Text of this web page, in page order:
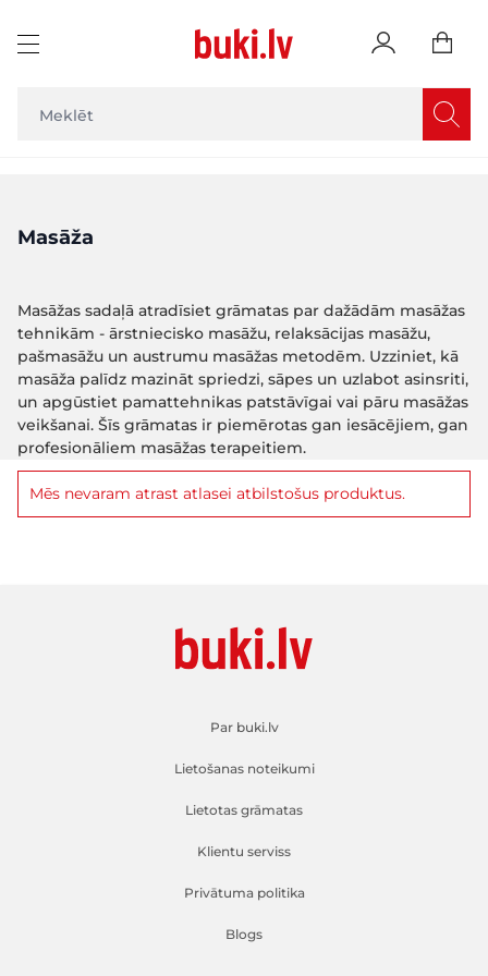
Masāža
Masāžas sadaļā atradīsiet grāmatas par dažādām masāžas
tehnikām - ārstniecisko masāžu, relaksācijas masāžu,
pašmasāžu un austrumu masāžas metodēm. Uzziniet, kā
masāža palīdz mazināt spriedzi, sāpes un uzlabot asinsriti,
un apgūstiet pamattehnikas patstāvīgai vai pāru masāžas
veikšanai. Šīs grāmatas ir piemērotas gan iesācējiem, gan
profesionāliem masāžas terapeitiem.
Mēs nevaram atrast atlasei atbilstošus produktus.
Par buki.lv
Lietošanas noteikumi
Lietotas grāmatas
Klientu serviss
Privātuma politika
Blogs